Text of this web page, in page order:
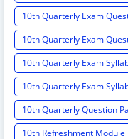
10th Quarterly Exam
10th Quarterly Exam
10th Quarterly Exam
10th Quarterly Exam
10th Quarterly Question
10th Refreshment Module